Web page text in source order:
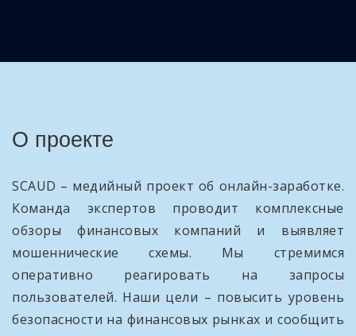
О проекте
SCAUD – медийный проект об онлайн-заработке.
Команда экспертов проводит комплексные
обзоры финансовых компаний и выявляет
мошеннические схемы. Мы стремимся
оперативно реагировать на запросы
пользователей. Наши цели – повысить уровень
безопасности на финансовых рынках и сообщить